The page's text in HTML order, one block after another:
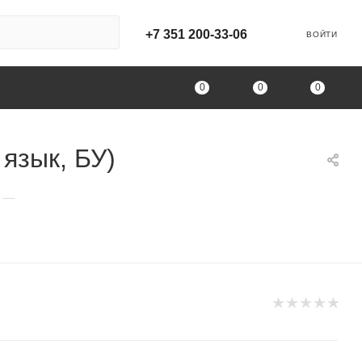
+7 351 200-33-06 ВОЙТИ
0 0 0
БУ)
—